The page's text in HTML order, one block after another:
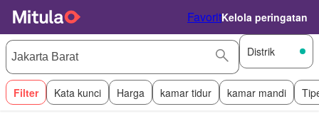
FavoritKelola peringatan
Distrik
Filter Kata kunci Harga kamar tidur kamar mandi